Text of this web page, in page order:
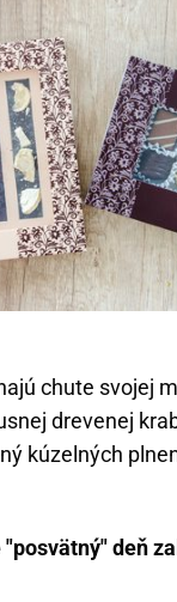
chute svojej
drevenej
kúzelných
deň